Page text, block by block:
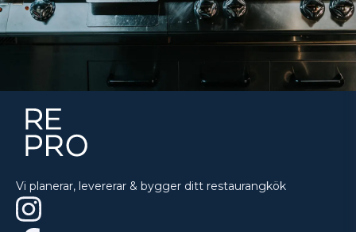
Vi planerar, levererar & bygger ditt restaurangkök